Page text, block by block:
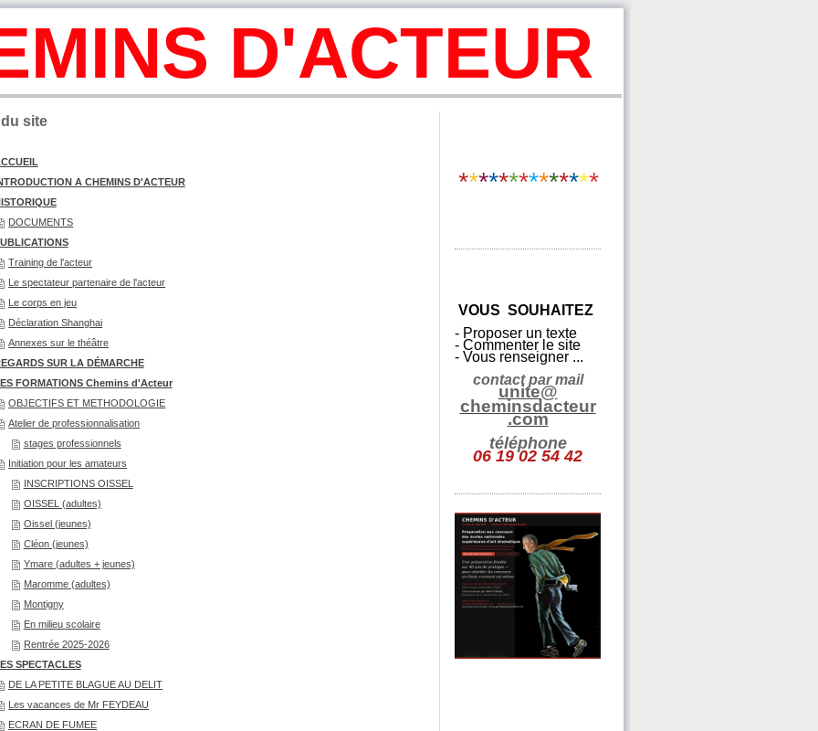
D'ACTEUR
site
A CHEMINS D'ACTEUR
DOCUMENTS
Training de l'acteur
Le spectateur partenaire de l'acteur
Le corps en jeu
Déclaration Shanghai
Annexes sur le théâtre
SUR LA DÉMARCHE
FORMATIONS Chemins d'Acteur
OBJECTIFS ET METHODOLOGIE
Atelier de professionnalisation
stages professionnels
Initiation pour les amateurs
INSCRIPTIONS OISSEL
OISSEL (adultes)
Oissel (jeunes)
Cléon (jeunes)
Ymare (adultes + jeunes)
Maromme (adultes)
Montigny
En milieu scolaire
Rentrée 2025-2026
SPECTACLES
DE LA PETITE BLAGUE AU DELIT
Les vacances de Mr FEYDEAU
ECRAN DE FUMEE
**************
VOUS SOUHAITEZ
- Proposer un texte
- Commenter le site
- Vous renseigner ...
contact par mail
unite@
cheminsdacteur
.com
téléphone
06 19 02 54 42